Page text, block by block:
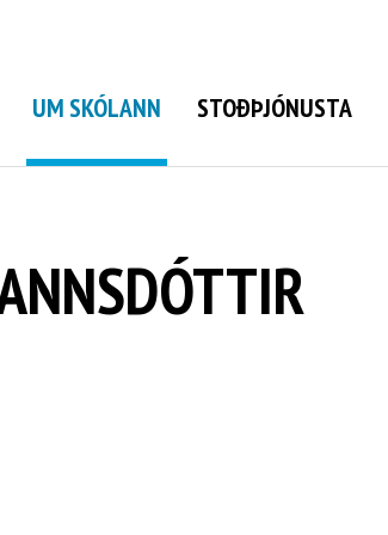
UM SKÓLANN STOÐÞJÓNUSTA